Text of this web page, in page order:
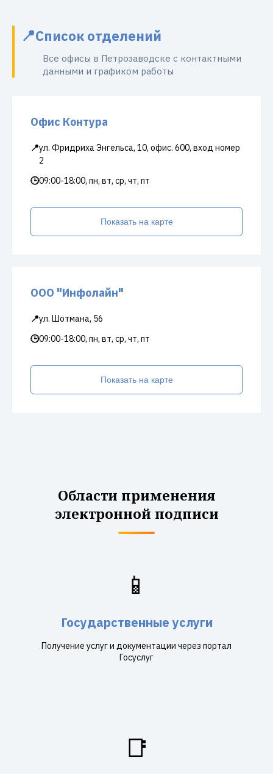
Список отделений
Все офисы в Петрозаводске с контактными
данными и графиком работы
Офис Контура
📍ул. Фридриха Энгельса, 10, офис. 600, вход номер
2
🕒09:00-18:00, пн, вт, ср, чт, пт
Показать на карте
ООО "Инфолайн"
📍ул. Шотмана, 56
🕒09:00-18:00, пн, вт, ср, чт, пт
Показать на карте
Области применения
электронной подписи
📱
Государственные услуги
Получение услуг и документации через портал
Госуслуг
📑